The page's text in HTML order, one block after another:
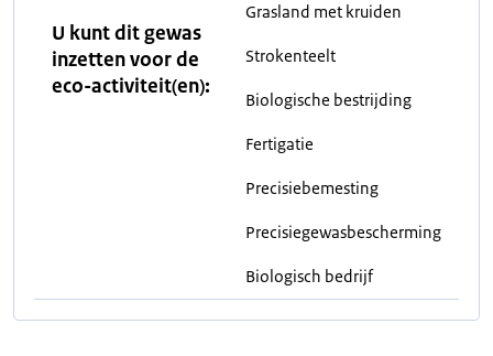
U kunt dit gewas
inzetten voor de
eco-activiteit(en):
Grasland met kruiden
Strokenteelt
Biologische bestrijding
Fertigatie
Precisiebemesting
Precisiegewasbescherming
Biologisch bedrijf